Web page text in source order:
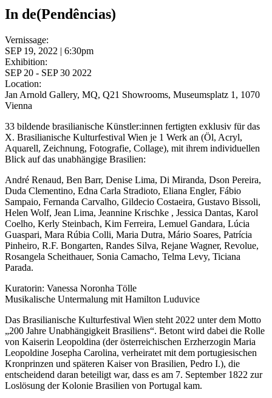
In de(Pendências)
Vernissage:
SEP 19, 2022 | 6:30pm
Exhibition:
SEP 20 - SEP 30 2022
Location:
Jan Arnold Gallery, MQ, Q21 Showrooms, Museumsplatz 1, 1070
Vienna
33 bildende brasilianische Künstler:innen fertigten exklusiv für das
X. Brasilianische Kulturfestival Wien je 1 Werk an (Öl, Acryl,
Aquarell, Zeichnung, Fotografie, Collage), mit ihrem individuellen
Blick auf das unabhängige Brasilien:
André Renaud, Ben Barr, Denise Lima, Di Miranda, Dson Pereira,
Duda Clementino, Edna Carla Stradioto, Eliana Engler, Fábio
Sampaio, Fernanda Carvalho, Gildecio Costaeira, Gustavo Bissoli,
Helen Wolf, Jean Lima, Jeannine Krischke , Jessica Dantas, Karol
Coelho, Kerly Steinbach, Kim Ferreira, Lemuel Gandara, Lúcia
Guaspari, Mara Rúbia Colli, Maria Dutra, Mário Soares, Patrícia
Pinheiro, R.F. Bongarten, Randes Silva, Rejane Wagner, Revolue,
Rosangela Scheithauer, Sonia Camacho, Telma Levy, Ticiana
Parada.
Kuratorin: Vanessa Noronha Tölle
Musikalische Untermalung mit Hamilton Luduvice
Das Brasilianische Kulturfestival Wien steht 2022 unter dem Motto
„200 Jahre Unabhängigkeit Brasiliens“. Betont wird dabei die Rolle
von Kaiserin Leopoldina (der österreichischen Erzherzogin Maria
Leopoldine Josepha Carolina, verheiratet mit dem portugiesischen
Kronprinzen und späteren Kaiser von Brasilien, Pedro I.), die
entscheidend daran beteiligt war, dass es am 7. September 1822 zur
Loslösung der Kolonie Brasilien von Portugal kam.